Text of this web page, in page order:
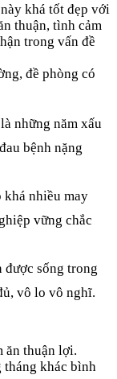
khá tốt đẹp với
thuận, tình cảm
trong vấn đề
đề phòng có
những năm xấu
bệnh nặng
khá nhiều may
vững chắc
được sống trong
vô lo vô nghĩ.
ăn thuận lợi.
tháng khác bình